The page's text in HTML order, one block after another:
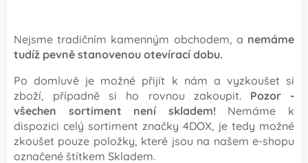
Nejsme tradičním kamenným obchodem, a nemáme
tudíž pevně stanovenou otevírací dobu.
Po domluvě je možné přijít k nám a vyzkoušet si
zboží, případně si ho rovnou zakoupit. Pozor -
všechen sortiment není skladem! Nemáme k
dispozici celý sortiment značky 4DOX, je tedy možné
zkoušet pouze položky, které jsou na našem e-shopu
označené štítkem Skladem.